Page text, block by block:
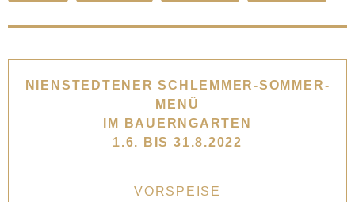
NIENSTEDTENER SCHLEMMER-SOMMER-
MENÜ
IM BAUERNGARTEN
1.6. BIS 31.8.2022
VORSPEISE